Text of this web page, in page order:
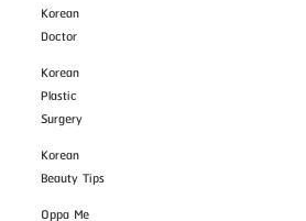
Korean
Doctor
Korean
Plastic
Surgery
Korean
Beauty Tips
Oppa Me